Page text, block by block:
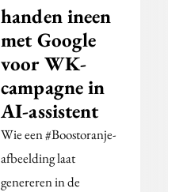
handen ineen
met Google
voor WK-
campagne in
AI-assistent
Wie een #Boostoranje-
afbeelding laat
genereren in de